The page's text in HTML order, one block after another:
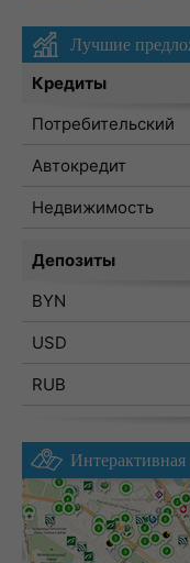
Лучшие
Кредиты
Потребительский
Автокредит
Недвижимость
Депозиты
BYN
USD
RUB
Интерактивная